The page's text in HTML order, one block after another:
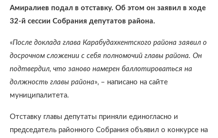
Амиралиев подал в отставку. Об этом он заявил в ходе
32-й сессии Собрания депутатов района.
«После доклада глава Карабудахкентского района заявил о
досрочном сложении с себя полномочий главы района. Он
подтвердил, что заново намерен баллотироваться на
должность главы района», – написано на сайте
муниципалитета.
Отставку главы депутаты приняли единогласно и
председатель районного Собрания объявил о конкурсе на